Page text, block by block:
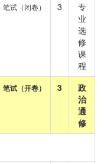
笔试（闭卷） 3
专
业
选
修
课
程
笔试（开卷） 3
政
治
通
修